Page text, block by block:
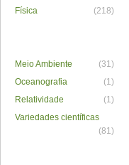
Física (218)
Meio Ambiente (31)
Oceanografia
(1)
Relatividade
(1)
Variedades científicas
(81)